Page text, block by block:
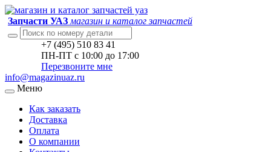
Запчасти УАЗ магазин и каталог запчастей
+7 (495) 510 83 41
ПН-ПТ с 10:00 до 17:00
Перезвоните мне
info@magazinuaz.ru
Меню
Как заказать
Доставка
Оплата
О компании